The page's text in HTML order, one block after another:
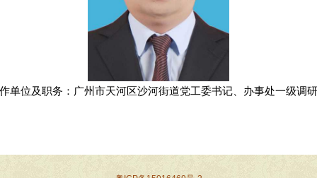
单位及职务：广州市天河区沙河街道党工委书记、办事处一级调